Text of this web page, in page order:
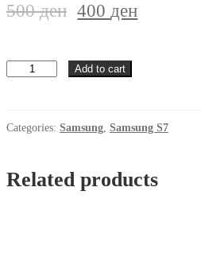
500ден 400ден
Futrola
na
S7
Rozeva
Add to cart
Categories: Samsung, Samsung S7
Related products